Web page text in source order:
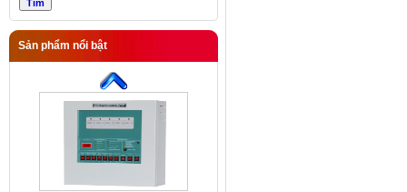
Sản phẩm nổi bật